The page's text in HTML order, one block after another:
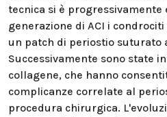
tecnica si è
generazione di ACI i
un patch di periostio suturato
Successivamente sono state
collagene, che hanno
complicanze correlate al
procedura chirurgica.